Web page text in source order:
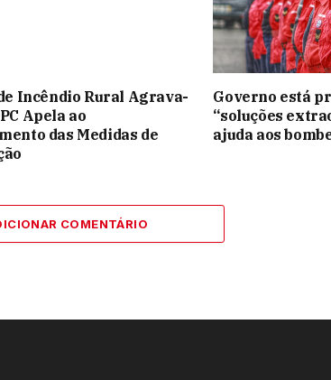
Incêndio Rural Agrava-
Apela ao
das Medidas de
Governo está
“soluções
ajuda aos
COMENTÁRIO